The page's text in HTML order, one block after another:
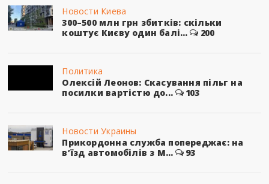
Новости Киева
300–500 млн грн збитків: скільки
коштує Києву один балі...
200
Политика
Олексій Леонов: Скасування пільг на
посилки вартістю до...
103
Новости Украины
Прикордонна служба попереджає: на
в’їзд автомобілів з М...
93